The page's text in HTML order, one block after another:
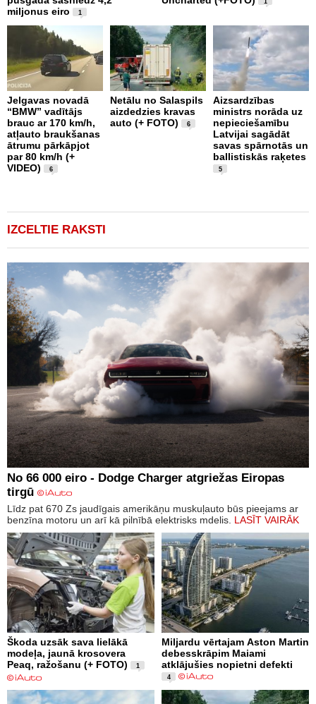
miljonus eiro
1
1
Jelgavas novadā
“BMW” vadītājs
brauc ar 170 km/h,
atļauto braukšanas
ātrumu pārkāpjot
par 80 km/h (+
VIDEO)
6
Netālu no Salaspils
aizdedzies kravas
auto (+ FOTO)
6
Aizsardzības
ministrs norāda uz
nepieciešamību
Latvijai sagādāt
savas spārnotās un
ballistiskās raķetes
5
IZCELTIE RAKSTI
No 66 000 eiro - Dodge Charger atgriežas Eiropas
tirgū
Līdz pat 670 Zs jaudīgais amerikāņu muskuļauto būs pieejams ar
benzīna motoru un arī kā pilnībā elektrisks mdelis. LASĪT VAIRĀK
Škoda uzsāk sava lielākā
modeļa, jaunā krosovera
Peaq, ražošanu (+ FOTO)
1
Miljardu vērtajam Aston Martin
debesskrāpim Maiami
atklājušies nopietni defekti
4